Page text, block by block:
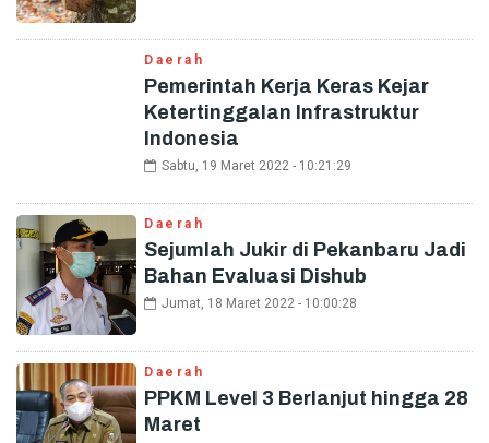
Daerah
Pemerintah Kerja Keras Kejar
Ketertinggalan Infrastruktur
Indonesia
Sabtu, 19 Maret 2022 - 10:21:29
Daerah
Sejumlah Jukir di Pekanbaru Jadi
Bahan Evaluasi Dishub
Jumat, 18 Maret 2022 - 10:00:28
Daerah
PPKM Level 3 Berlanjut hingga 28
Maret